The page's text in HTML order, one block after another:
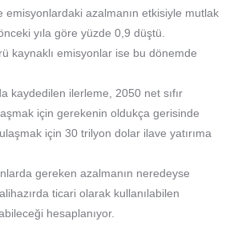
emisyonlardaki azalmanın etkisiyle mutlak
yıla göre yüzde 0,9 düştü.
kaynaklı emisyonlar ise bu dönemde
kaydedilen ilerleme, 2050 net sıfır
için gerekenin oldukça gerisinde
için 30 trilyon dolar ilave yatırıma
gereken azalmanın neredeyse
ticari olarak kullanılabilen
hesaplanıyor.